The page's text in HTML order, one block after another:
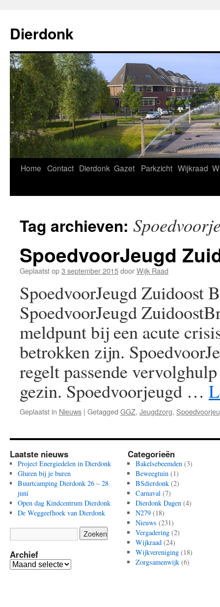
de
inhoud
Dierdonk
Home Contact Dierdonk Gazet Parkzicht Wijkraad
Tag archieven:
SpoedvoorJeugd
Geplaatst op3 september 2015doorWijk Raad
SpoedvoorJeugd Zuidoost
SpoedvoorJeugd
meldpunt bij een acute
betrokken zijn.
regelt passende
gezin. Spoedvoorjeugd …
Geplaatst in Nieuws | Getagged GGZ, Jeugdzorg,
Laatste nieuws
Project Energiedelen in Dierdonk
Gluren bij je buren
Buurtcamping Dierdonk 26 – 28
juni
Open dag Kindcentrum Dierdonk
De Weggeefhoek van Dierdonk
Archief
Archief
Categorieën
Bakelsebeemden(3)
Beweegtuin(1)
BSdierdonk(2)
Carnaval(7)
Dierdonk Dagen(4)
N279(18)
Nieuws (231)
Vergadering(2)
Wijkraad(24)
Wijkvereniging(18)
Zorgsamenwijk(6)